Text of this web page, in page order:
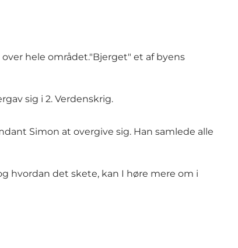
hele området."Bjerget" et af byens
sig i 2. Verdenskrig.
Simon at overgive sig. Han samlede alle
hvordan det skete, kan I høre mere om i